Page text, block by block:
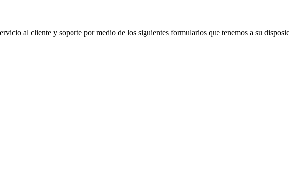
al cliente y soporte por medio de los siguientes formularios que tenemos a su